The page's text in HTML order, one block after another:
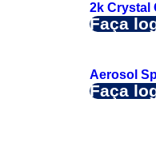
2k Crystal
Faça
Aerosol
Faça